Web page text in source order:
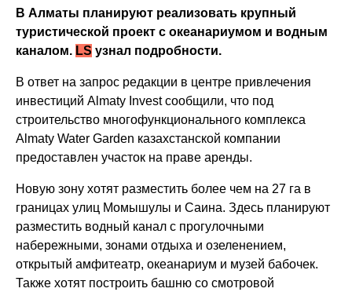
В Алматы планируют реализовать крупный
туристической проект с океанариумом и водным
каналом. LS узнал подробности.
В ответ на запрос редакции в центре привлечения
инвестиций Almaty Invest сообщили, что под
строительство многофункционального комплекса
Almaty Water Garden казахстанской компании
предоставлен участок на праве аренды.
Новую зону хотят разместить более чем на 27 га в
границах улиц Момышулы и Саина. Здесь планируют
разместить водный канал с прогулочными
набережными, зонами отдыха и озеленением,
открытый амфитеатр, океанариум и музей бабочек.
Также хотят построить башню со смотровой